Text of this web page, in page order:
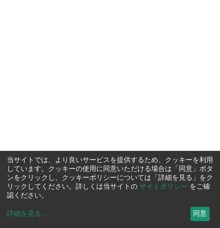
当サイトでは、より良いサービスを提供するため、クッキーを利用
しています。クッキーの使用に同意いただける場合は「同意」ボタ
ンをクリックし、クッキーポリシーについては「詳細を見る」をク
リックしてください。詳しくは当サイトの サイトポリシー をご確
認ください。
詳細を見る ... 同意